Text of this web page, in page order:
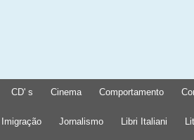
CD' s Cinema Comportamento
Imigração Jornalismo Libri Italiani